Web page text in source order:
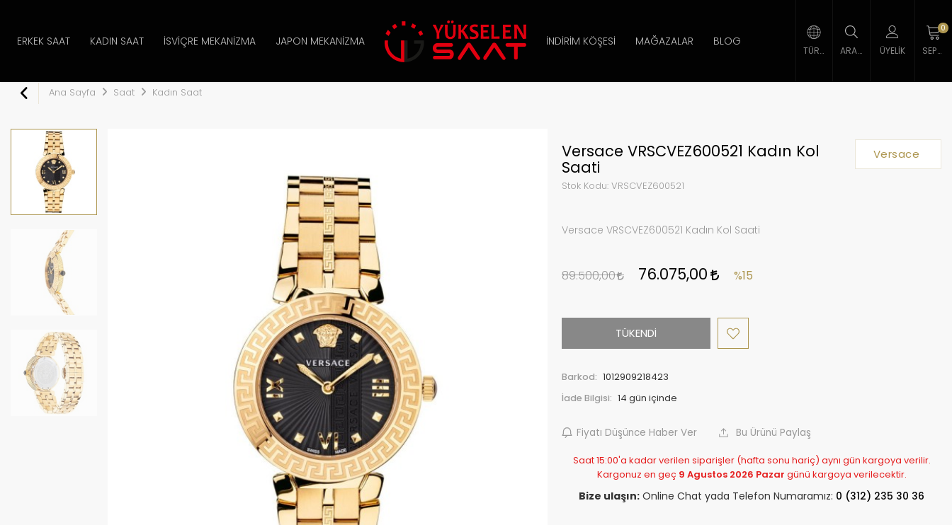
ERKEK SAAT KADIN SAAT İSVIÇRE MEKANIZMA JAPON MEKANIZMA İNDIRIM KÖŞESI MAĞAZALAR BLOG
ÜYELIK
0
Ana Sayfa Saat Kadın Saat
Versace
Versace VRSCVEZ600521 Kadın Kol
Saati
Stok Kodu: VRSCVEZ600521
Versace VRSCVEZ600521 Kadın Kol Saati
89.500,00 76.075,00 %15
TÜKENDİ
Barkod: 1012909218423
İade Bilgisi:
Fiyatı Düşünce Haber Ver Bu Ürünü Paylaş
Saat 15:00'a kadar verilen siparişler (hafta sonu hariç) aynı gün kargoya verilir.
Kargonuz en geç 9 Agustos 2026 Pazar günü kargoya verilecektir.
Bize ulaşın: Online Chat yada Telefon Numaramız: 0 (312) 235 30 36